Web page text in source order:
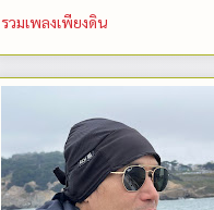
รวมเพลงเพียงดิน